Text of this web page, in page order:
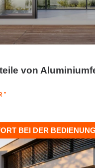
von
"
BEI DER BEDIENUNG